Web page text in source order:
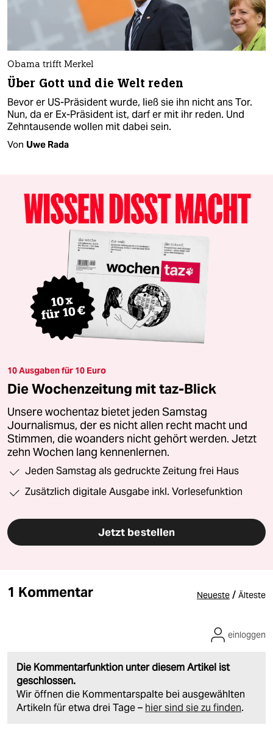
Obama trifft Merkel
Über Gott und die Welt reden
Bevor er US-Präsident wurde, ließ sie ihn nicht ans Tor.
Nun, da er Ex-Präsident ist, darf er mit ihr reden. Und
Zehntausende wollen mit dabei sein.
Von Uwe Rada
10 Ausgaben für 10 Euro
Die Wochenzeitung mit taz-Blick
Unsere wochentaz bietet jeden Samstag
Journalismus, der es nicht allen recht macht und
Stimmen, die woanders nicht gehört werden. Jetzt
zehn Wochen lang kennenlernen.
Jeden Samstag als gedruckte Zeitung frei Haus
Zusätzlich digitale Ausgabe inkl. Vorlesefunktion
Jetzt bestellen
1 Kommentar Neueste / Älteste
Die Kommentarfunktion unter diesem Artikel ist
geschlossen.
Wir öffnen die Kommentarspalte bei ausgewählten
Artikeln für etwa drei Tage – hier sind sie zu finden.
einloggen